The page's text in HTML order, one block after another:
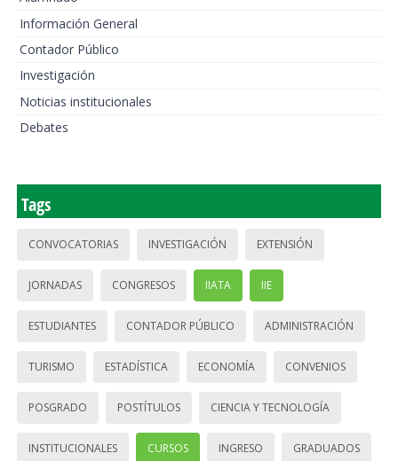
Información General
Contador Público
Investigación
Noticias institucionales
Debates
Tags
CONVOCATORIAS INVESTIGACIÓN EXTENSIÓN
JORNADAS CONGRESOS IIATA IIE
ESTUDIANTES CONTADOR PÚBLICO ADMINISTRACIÓN
TURISMO ESTADÍSTICA ECONOMÍA CONVENIOS
POSGRADO POSTÍTULOS CIENCIA Y TECNOLOGÍA
INSTITUCIONALES CURSOS INGRESO GRADUADOS